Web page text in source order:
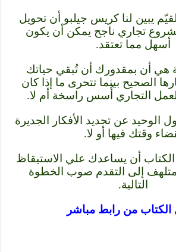
يبين لنا كريس جيلبو أن تحويل
تجاري ناجح يمكن أن يكون
أسهل مما تعتقد.
هي أن بمقدورك أن تُبقي حياتك
الصحيح بينما تتحرى ما إذا كان
التجاري أُسس راسخة أم لا.
الوحيد عن تحديد الأفكار الجديرة
وقتك فيها أو لا.
أن يساعدك علي الاستيقاظ
إلى التقدم صوب الخطوة
التالية.
الكتاب من رابط مباشر